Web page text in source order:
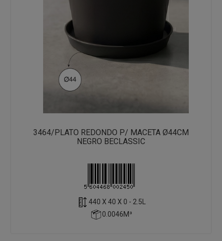
3464/PLATO REDONDO P/ MACETA Ø44CM
NEGRO BECLASSIC
440 X 40 X 0 - 2.5L
0.0046M³